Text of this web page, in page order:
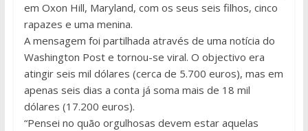
em Oxon Hill, Maryland, com os seus seis filhos, cinco
rapazes e uma menina.
A mensagem foi partilhada através de uma notícia do
Washington Post e tornou-se viral. O objectivo era
atingir seis mil dólares (cerca de 5.700 euros), mas em
apenas seis dias a conta já soma mais de 18 mil
dólares (17.200 euros).
“Pensei no quão orgulhosas devem estar aquelas